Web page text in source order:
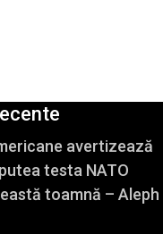
avertizează
testa NATO
toamnă – Aleph